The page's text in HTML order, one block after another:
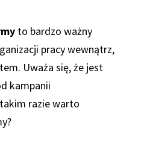
to bardzo ważny
pracy wewnątrz,
Uważa się, że jest
kampanii
razie warto